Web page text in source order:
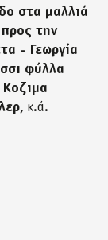
στα μαλλιά
την
- Γεωργία
φύλλα
κ.ά.